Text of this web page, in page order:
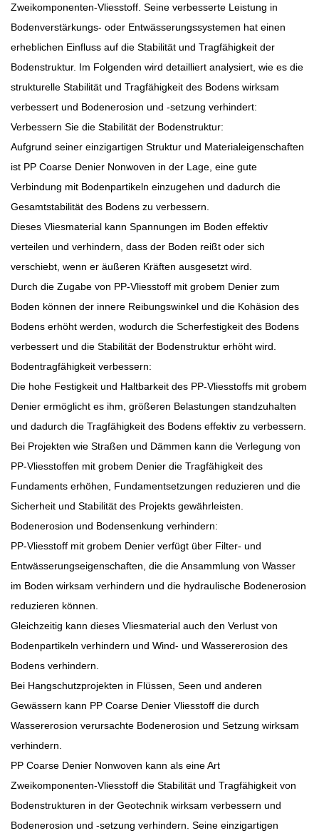
Zweikomponenten-Vliesstoff. Seine verbesserte Leistung in
Bodenverstärkungs- oder Entwässerungssystemen hat einen
erheblichen Einfluss auf die Stabilität und Tragfähigkeit der
Bodenstruktur. Im Folgenden wird detailliert analysiert, wie es die
strukturelle Stabilität und Tragfähigkeit des Bodens wirksam
verbessert und Bodenerosion und -setzung verhindert:
Verbessern Sie die Stabilität der Bodenstruktur:
Aufgrund seiner einzigartigen Struktur und Materialeigenschaften
ist PP Coarse Denier Nonwoven in der Lage, eine gute
Verbindung mit Bodenpartikeln einzugehen und dadurch die
Gesamtstabilität des Bodens zu verbessern.
Dieses Vliesmaterial kann Spannungen im Boden effektiv
verteilen und verhindern, dass der Boden reißt oder sich
verschiebt, wenn er äußeren Kräften ausgesetzt wird.
Durch die Zugabe von PP-Vliesstoff mit grobem Denier zum
Boden können der innere Reibungswinkel und die Kohäsion des
Bodens erhöht werden, wodurch die Scherfestigkeit des Bodens
verbessert und die Stabilität der Bodenstruktur erhöht wird.
Bodentragfähigkeit verbessern:
Die hohe Festigkeit und Haltbarkeit des PP-Vliesstoffs mit grobem
Denier ermöglicht es ihm, größeren Belastungen standzuhalten
und dadurch die Tragfähigkeit des Bodens effektiv zu verbessern.
Bei Projekten wie Straßen und Dämmen kann die Verlegung von
PP-Vliesstoffen mit grobem Denier die Tragfähigkeit des
Fundaments erhöhen, Fundamentsetzungen reduzieren und die
Sicherheit und Stabilität des Projekts gewährleisten.
Bodenerosion und Bodensenkung verhindern:
PP-Vliesstoff mit grobem Denier verfügt über Filter- und
Entwässerungseigenschaften, die die Ansammlung von Wasser
im Boden wirksam verhindern und die hydraulische Bodenerosion
reduzieren können.
Gleichzeitig kann dieses Vliesmaterial auch den Verlust von
Bodenpartikeln verhindern und Wind- und Wassererosion des
Bodens verhindern.
Bei Hangschutzprojekten in Flüssen, Seen und anderen
Gewässern kann PP Coarse Denier Vliesstoff die durch
Wassererosion verursachte Bodenerosion und Setzung wirksam
verhindern.
PP Coarse Denier Nonwoven kann als eine Art
Zweikomponenten-Vliesstoff die Stabilität und Tragfähigkeit von
Bodenstrukturen in der Geotechnik wirksam verbessern und
Bodenerosion und -setzung verhindern. Seine einzigartigen